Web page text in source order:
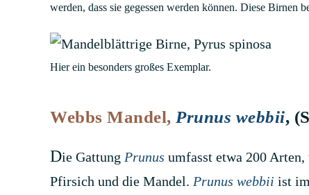
werden, dass sie gegessen werden können. Diese Birnen
Hier ein besonders großes Exemplar.
Webbs Mandel, Prunus webbii,
Die Gattung Prunus umfasst etwa 200
Pfirsich und die Mandel. Prunus webbii ist